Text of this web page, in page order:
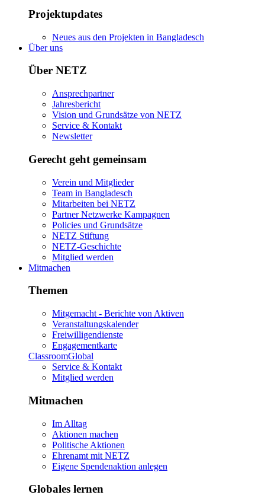
Projektupdates
Neues aus den Projekten in Bangladesch
Über uns
Über NETZ
Ansprechpartner
Jahresbericht
Vision und Grundsätze von NETZ
Service & Kontakt
Newsletter
Gerecht geht gemeinsam
Verein und Mitglieder
Team in Bangladesch
Mitarbeiten bei NETZ
Partner Netzwerke Kampagnen
Policies und Grundsätze
NETZ Stiftung
NETZ-Geschichte
Mitglied werden
Mitmachen
Themen
Mitgemacht - Berichte von Aktiven
Veranstaltungskalender
Freiwilligendienste
Engagementkarte
ClassroomGlobal
Service & Kontakt
Mitglied werden
Mitmachen
Im Alltag
Aktionen machen
Politische Aktionen
Ehrenamt mit NETZ
Eigene Spendenaktion anlegen
Globales lernen